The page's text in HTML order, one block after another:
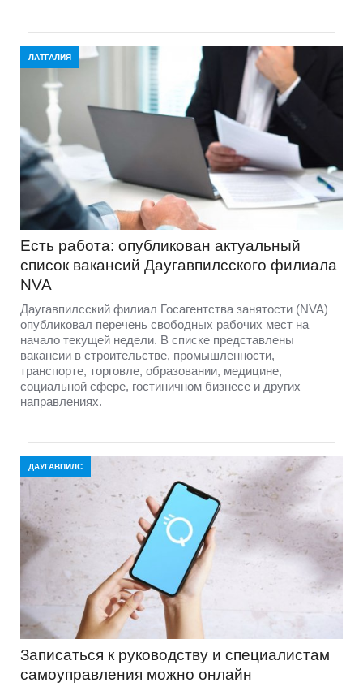
ЛАТГАЛИЯ
Есть работа: опубликован актуальный
список вакансий Даугавпилсского филиала
NVA
Даугавпилсский филиал Госагентства занятости (NVA)
опубликовал перечень свободных рабочих мест на
начало текущей недели. В списке представлены
вакансии в строительстве, промышленности,
транспорте, торговле, образовании, медицине,
социальной сфере, гостиничном бизнесе и других
направлениях.
ДАУГАВПИЛС
Записаться к руководству и специалистам
самоуправления можно онлайн